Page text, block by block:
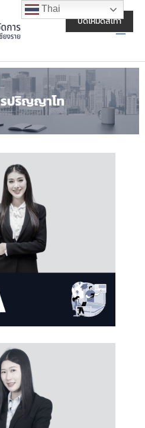
Main
Thai
ปิดโหมดสีเทา